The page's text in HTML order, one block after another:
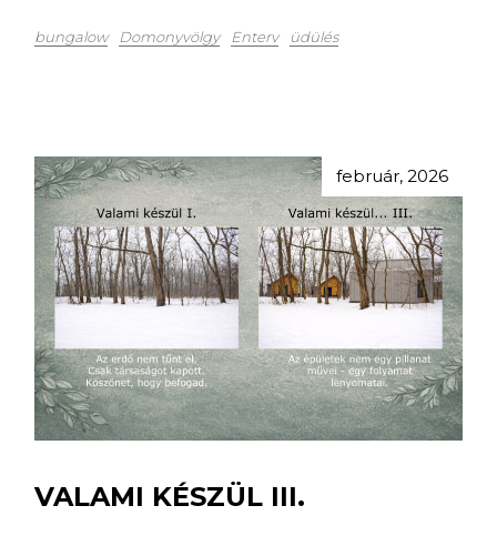
bungalow Domonyvölgy Enterv üdülés
február, 2026
VALAMI KÉSZÜL III.